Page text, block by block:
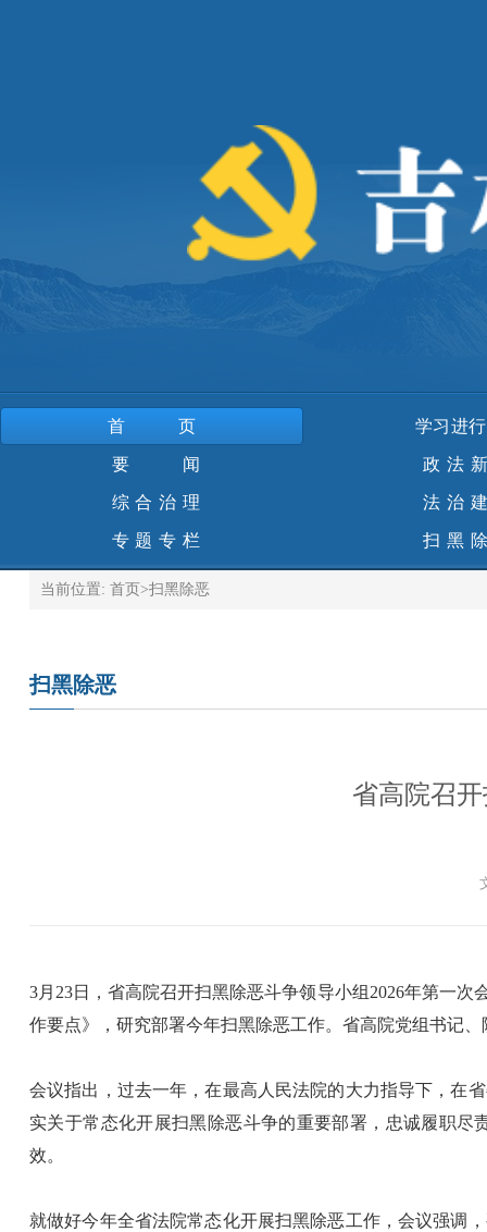
首页 学习进
要 闻 政法
综合治理 法治
专题专栏 扫黑
当前位置: 首页 >扫黑除恶
扫黑除恶
省高院召
3月23日，省高院召开扫黑除恶斗争领导小组2026年第一
作要点》，研究部署今年扫黑除恶工作。省高院党组书记
会议指出，过去一年，在最高人民法院的大力指导下，在
实关于常态化开展扫黑除恶斗争的重要部署，忠诚履职
效。
就做好今年全省法院常态化开展扫黑除恶工作，会议强调